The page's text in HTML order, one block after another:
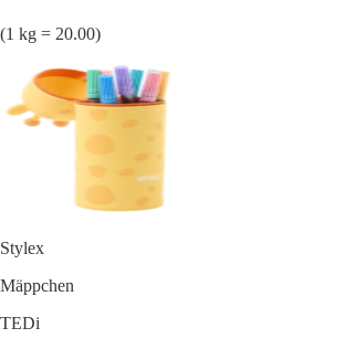
(1 kg = 20.00)
Stylex
Mäppchen
TEDi